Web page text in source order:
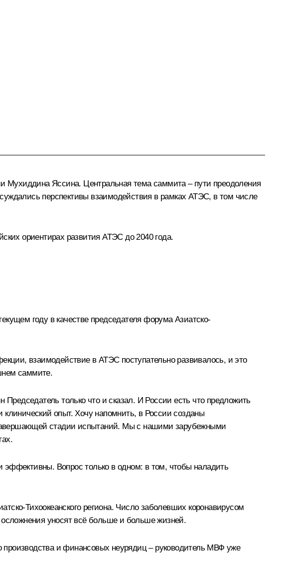
Яссина. Центральная тема саммита – пути преодоления
перспективы взаимодействия в рамках АТЭС, в том числе
ориентирах развития АТЭС до 2040 года.
году в качестве председателя форума Азиатско-
взаимодействие в АТЭС поступательно развивалось, и это
саммите.
только что и сказал. И России есть что предложить
опыт. Хочу напомнить, в России созданы
стадии испытаний. Мы с нашими зарубежными
Вопрос только в одном: в том, чтобы наладить
Тихоокеанского региона. Число заболевших коронавирусом
уносят всё больше и больше жизней.
и финансовых неурядиц – руководитель МВФ уже